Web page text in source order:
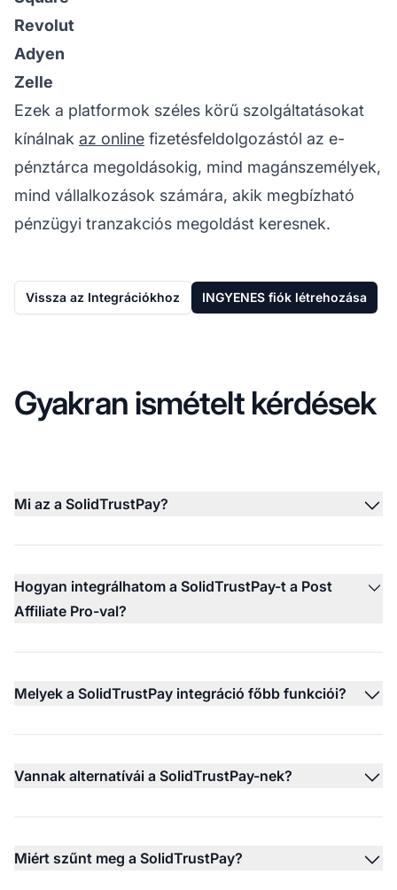
Revolut
Adyen
Zelle
Ezek a platformok széles körű szolgáltatásokat
kínálnak az online fizetésfeldolgozástól az e-
pénztárca megoldásokig, mind magánszemélyek,
mind vállalkozások számára, akik megbízható
pénzügyi tranzakciós megoldást keresnek.
Vissza az Integrációkhoz INGYENES fiók létrehozása
Gyakran ismételt kérdések
Mi az a SolidTrustPay?
Hogyan integrálhatom a SolidTrustPay-t a Post
Affiliate Pro-val?
Melyek a SolidTrustPay integráció főbb funkciói?
Vannak alternatívái a SolidTrustPay-nek?
Miért szűnt meg a SolidTrustPay?